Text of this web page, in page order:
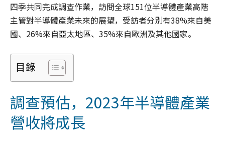
四季共同完成調查作業，訪問全球151位半導體產業高階
主管對半導體產業未來的展望，受訪者分別有38%來自美
國、26%來自亞太地區、35%來自歐洲及其他國家。
目錄
調查預估，2023年半導體產業
營收將成長